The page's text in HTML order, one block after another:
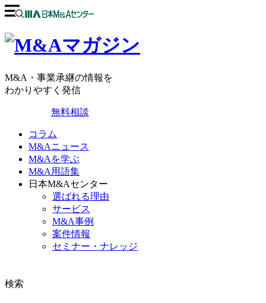
M&A・事業承継の情報を
わかりやすく発信
無料相談
コラム
M&Aニュース
M&Aを学ぶ
M&A用語集
日本M&Aセンター
選ばれる理由
サービス
M&A事例
案件情報
セミナー・ナレッジ
検索